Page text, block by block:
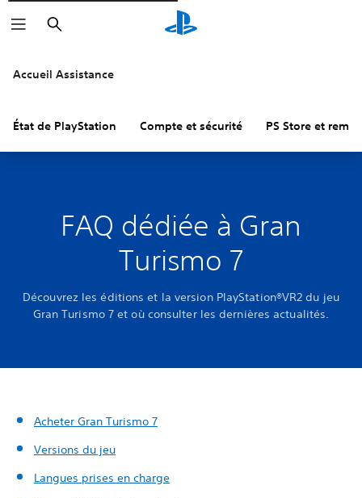
Rechercher
Accueil Assistance
État de PlayStation Compte et sécurité PS Store et
FAQ dédiée à Gran
Turismo 7
Découvrez les éditions et la version PlayStation®VR2 du jeu
Gran Turismo 7 et où consulter les dernières actualités.
Acheter Gran Turismo 7
Versions du jeu
Langues prises en charge